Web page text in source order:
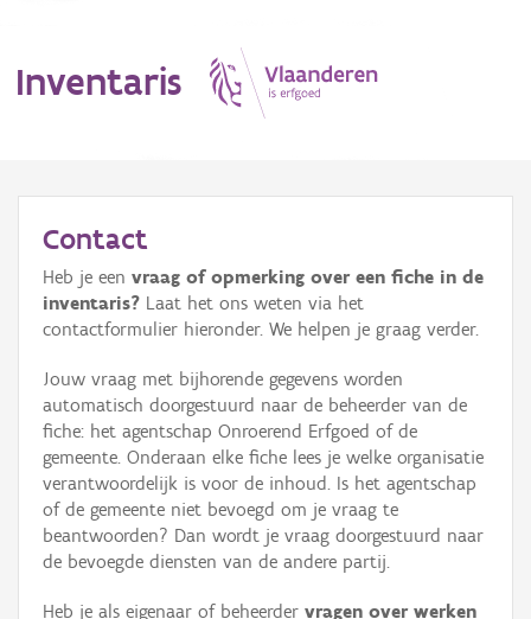
Inventaris
Erfgoedobject
Aanduidingsobject
Waarneming
Thema
Gebeurtenis
Persoon of collectief
Contact
Heb je een vraag of opmerking over een fiche in de
inventaris? Laat het ons weten via het
contactformulier hieronder. We helpen je graag verder.
Jouw vraag met bijhorende gegevens worden
automatisch doorgestuurd naar de beheerder van de
fiche: het agentschap Onroerend Erfgoed of de
gemeente. Onderaan elke fiche lees je welke organisatie
verantwoordelijk is voor de inhoud. Is het agentschap
of de gemeente niet bevoegd om je vraag te
beantwoorden? Dan wordt je vraag doorgestuurd naar
de bevoegde diensten van de andere partij.
Heb je als eigenaar of beheerder vragen over werken